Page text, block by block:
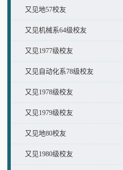
又见地57校友
又见机械系64级校友
又见1977级校友
又见自动化系78级校友
又见1978级校友
又见1979级校友
又见地80校友
又见1980级校友